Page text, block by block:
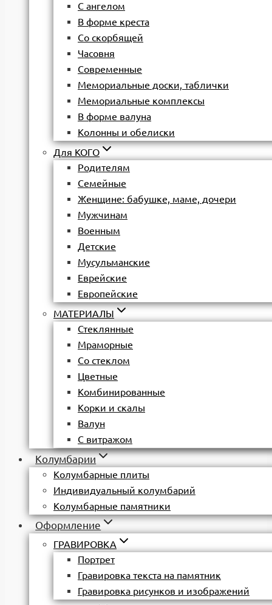
С ангелом
В форме креста
Со скорбящей
Часовня
Современные
Мемориальные доски, таблички
Мемориальные комплексы
В форме валуна
Колонны и обелиски
Для КОГО
Родителям
Семейные
Женщине: бабушке, маме, дочери
Мужчинам
Военным
Детские
Мусульманские
Еврейские
Европейские
МАТЕРИАЛЫ
Стеклянные
Мраморные
Со стеклом
Цветные
Комбинированные
Корки и скалы
Валун
С витражом
Колумбарии
Колумбарные плиты
Индивидуальный колумбарий
Колумбарные памятники
Оформление
ГРАВИРОВКА
Портрет
Гравировка текста на памятник
Гравировка рисунков и изображений